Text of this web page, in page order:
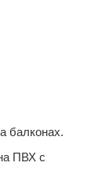
балконах.
ПВХ с